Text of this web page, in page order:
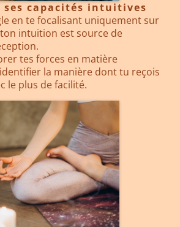
ses capacités intuitives
en te focalisant uniquement sur
intuition est source de
tes forces en matière
la manière dont tu reçois
le plus de facilité.